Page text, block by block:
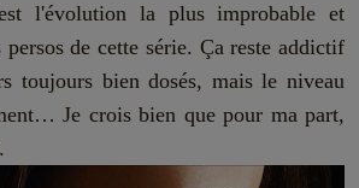
l'évolution la plus improbable et
de cette série. Ça reste addictif
toujours bien dosés, mais le niveau
Je crois bien que pour ma part,